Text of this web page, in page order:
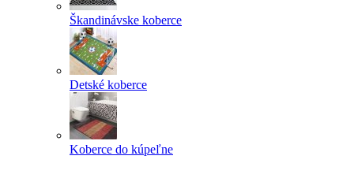
Škandinávske koberce
Detské koberce
Koberce do kúpeľne